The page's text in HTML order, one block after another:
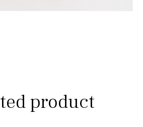
product